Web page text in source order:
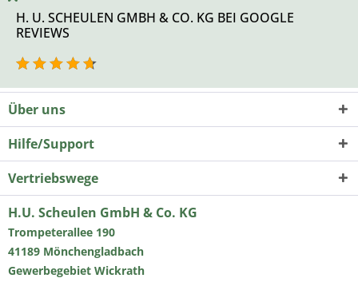
H. U. SCHEULEN GMBH & CO. KG BEI GOOGLE
REVIEWS
Über uns
Hilfe/Support
Vertriebswege
H.U. Scheulen GmbH & Co. KG
Trompeterallee 190
41189 Mönchengladbach
Gewerbegebiet Wickrath